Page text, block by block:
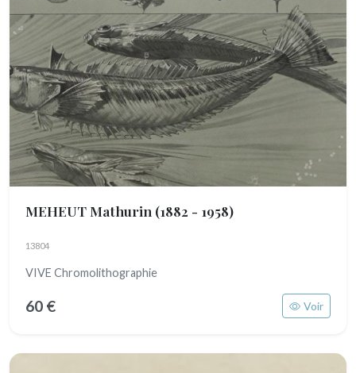
MEHEUT Mathurin (1882 - 1958)
13804
VIVE Chromolithographie
60 € Voir